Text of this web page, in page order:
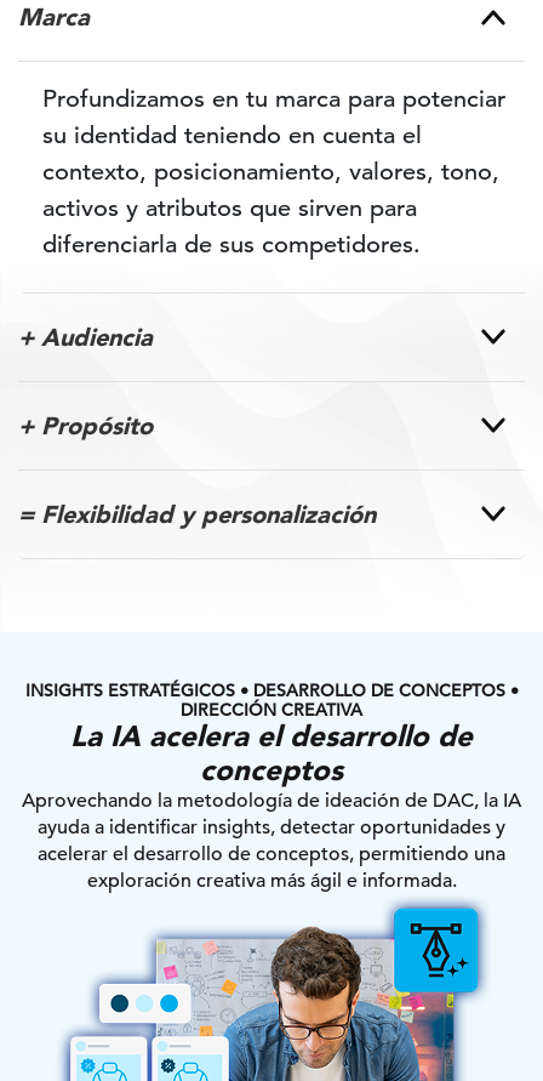
Marca
Profundizamos en tu marca para potenciar
su identidad teniendo en cuenta el
contexto, posicionamiento, valores, tono,
activos y atributos que sirven para
diferenciarla de sus competidores.
+ Audiencia
+ Propósito
= Flexibilidad y personalización
INSIGHTS ESTRATÉGICOS • DESARROLLO DE CONCEPTOS •
DIRECCIÓN CREATIVA
La IA acelera el desarrollo de
conceptos
Aprovechando la metodología de ideación de DAC, la IA
ayuda a identificar insights, detectar oportunidades y
acelerar el desarrollo de conceptos, permitiendo una
exploración creativa más ágil e informada.